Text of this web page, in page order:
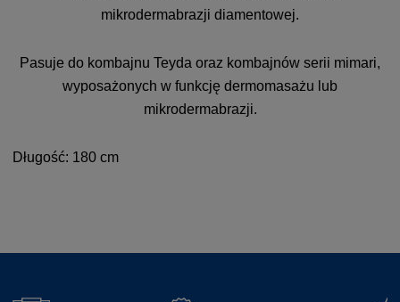
mikrodermabrazji diamentowej.
Pasuje do kombajnu Teyda oraz kombajnów serii mimari,
wyposażonych w funkcję dermomasażu lub
mikrodermabrazji.
Długość: 180 cm